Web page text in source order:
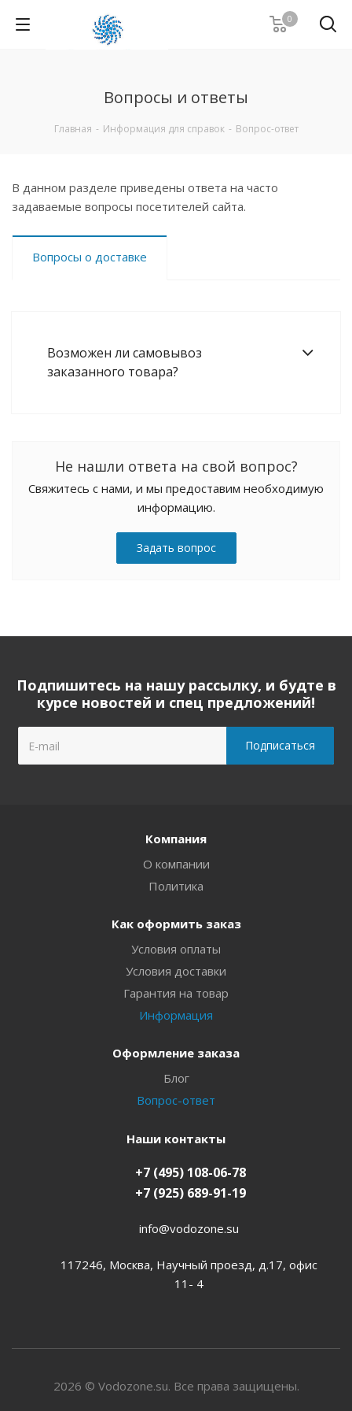
0
Вопросы и ответы
Главная - Информация для справок - Вопрос-ответ
В данном разделе приведены ответа на часто
задаваемые вопросы посетителей сайта.
Вопросы о доставке
Возможен ли самовывоз
заказанного товара?
Не нашли ответа на свой вопрос?
Свяжитесь с нами, и мы предоставим необходимую
информацию.
Задать вопрос
Подпишитесь на нашу рассылку, и будте в
курсе новостей и спец предложений!
Компания
О компании
Политика
Как оформить заказ
Условия оплаты
Условия доставки
Гарантия на товар
Информация
Оформление заказа
Блог
Вопрос-ответ
Наши контакты
+7 (495) 108-06-78
+7 (925) 689-91-19
info@vodozone.su
117246, Москва, Научный проезд, д.17, офис
11- 4
2026 © Vodozone.su. Все права защищены.